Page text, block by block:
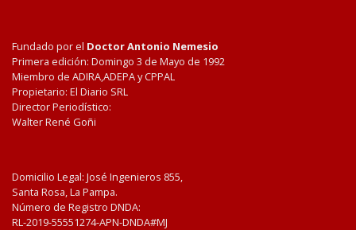
Fundado por el Doctor Antonio Nemesio
Primera edición: Domingo 3 de Mayo de 1992
Miembro de ADIRA,ADEPA y CPPAL
Propietario: El Diario SRL
Director Periodístico:
Walter René Goñi
Domicilio Legal: José Ingenieros 855,
Santa Rosa, La Pampa.
Número de Registro DNDA:
RL-2019-55551274-APN-DNDA#MJ